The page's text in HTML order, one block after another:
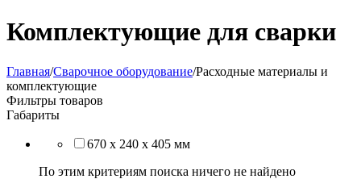
Комплектующие для сварки
Главная/Сварочное оборудование/Расходные материалы и
комплектующие
Фильтры товаров
Габариты
670 х 240 х 405 мм
По этим критериям поиска ничего не найдено